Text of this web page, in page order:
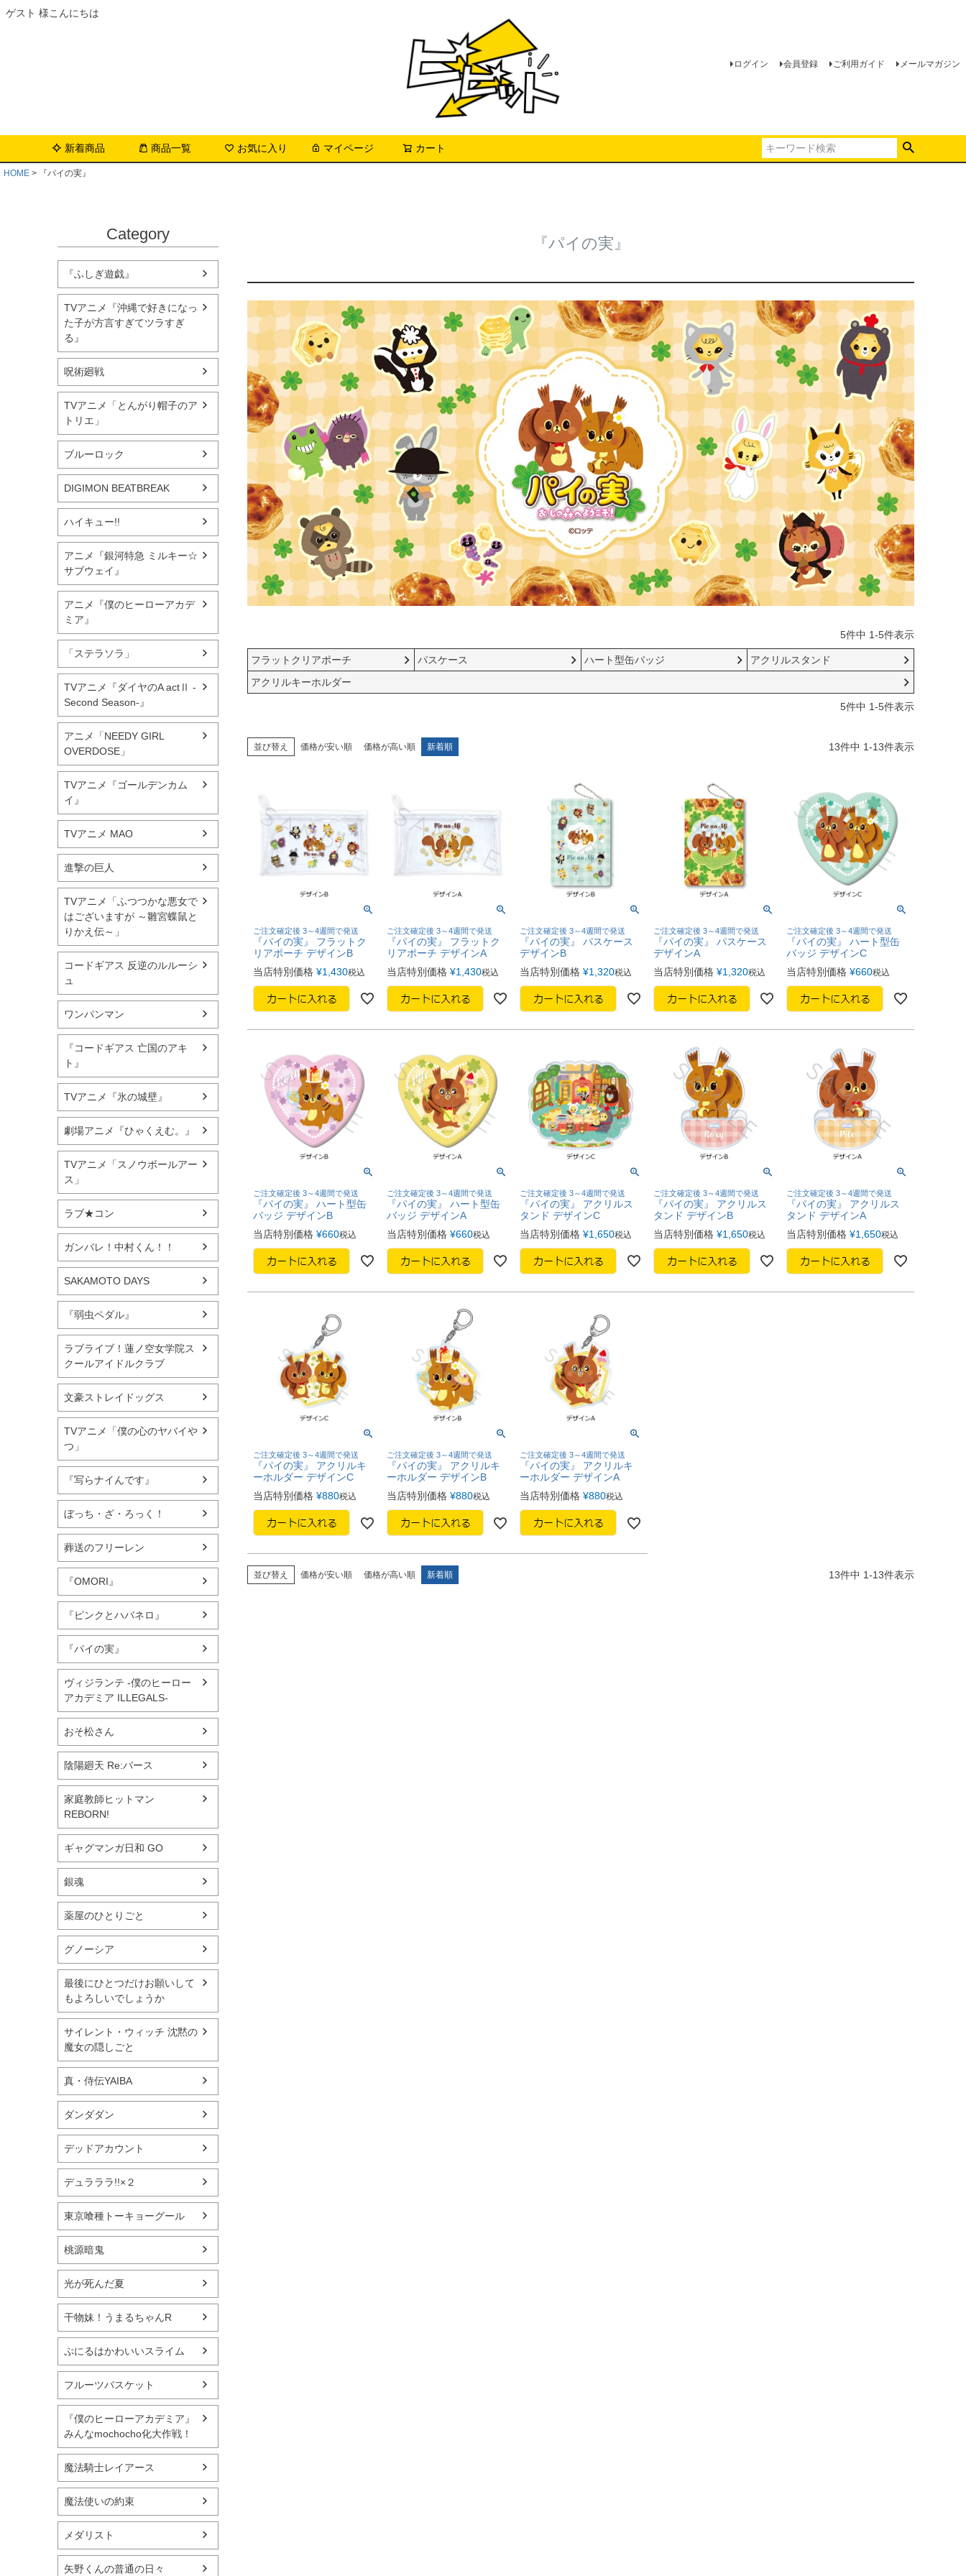
ゲスト 様こんにちは
ログイン 会員登録 ご利用ガイド メールマガジン
新着商品 商品一覧 お気に入り マイページ カート
HOME 『パイの実』
Category
『ふしぎ遊戯』
TVアニメ『沖縄で好きになっ
た子が方言すぎてツラすぎ
る』
呪術廻戦
TVアニメ「とんがり帽子のア
トリエ」
ブルーロック
DIGIMON BEATBREAK
ハイキュー!!
アニメ『銀河特急 ミルキー☆
サブウェイ』
アニメ『僕のヒーローアカデ
ミア』
「ステラソラ」
TVアニメ『ダイヤのA actⅡ -
Second Season-』
アニメ「NEEDY GIRL
OVERDOSE」
TVアニメ『ゴールデンカム
イ』
TVアニメ MAO
進撃の巨人
TVアニメ「ふつつかな悪女で
はございますが ～雛宮蝶鼠と
りかえ伝～」
コードギアス 反逆のルルーシ
ュ
ワンパンマン
『コードギアス 亡国のアキ
ト』
TVアニメ『氷の城壁』
劇場アニメ『ひゃくえむ。』
TVアニメ「スノウボールアー
ス」
ラブ★コン
ガンバレ！中村くん！！
SAKAMOTO DAYS
『弱虫ペダル』
ラブライブ！蓮ノ空女学院ス
クールアイドルクラブ
文豪ストレイドッグス
TVアニメ「僕の心のヤバイや
つ」
『写らナイんです』
ぼっち・ざ・ろっく！
葬送のフリーレン
『OMORI』
『ピンクとハバネロ』
『パイの実』
ヴィジランテ -僕のヒーロー
アカデミア ILLEGALS-
おそ松さん
陰陽廻天 Re:バース
家庭教師ヒットマン
REBORN!
ギャグマンガ日和 GO
銀魂
薬屋のひとりごと
グノーシア
最後にひとつだけお願いして
もよろしいでしょうか
サイレント・ウィッチ 沈黙の
魔女の隠しごと
真・侍伝YAIBA
ダンダダン
デッドアカウント
デュラララ!!×２
東京喰種トーキョーグール
桃源暗鬼
光が死んだ夏
干物妹！うまるちゃんR
ぷにるはかわいいスライム
フルーツバスケット
『僕のヒーローアカデミア』
みんなmochocho化大作戦！
魔法騎士レイアース
魔法使いの約束
メダリスト
矢野くんの普通の日々
『パイの実』
5件中 1-5件表示
フラットクリアポーチ パスケース ハート型缶バッジ
アクリルスタンド
アクリルキーホルダー
5件中 1-5件表示
並び替え 価格が安い順 価格が高い順 新着順 13件中 1-13件表示
ご注文確定後 3～4週間で発送
『パイの実』 フラットク
リアポーチ デザインB
当店特別価格 ¥1,430税込
ご注文確定後 3～4週間で発送
『パイの実』 フラットク
リアポーチ デザインA
当店特別価格 ¥1,430税込
ご注文確定後 3～4週間で発送
『パイの実』 パスケース
デザインB
当店特別価格 ¥1,320税込
ご注文確定後 3～4週間で発送
『パイの実』 パスケース
デザインA
当店特別価格 ¥1,320税込
ご注文確定後 3～4週間で発送
『パイの実』 ハート型缶
バッジ デザインC
当店特別価格 ¥660税込
ご注文確定後 3～4週間で発送
『パイの実』 ハート型缶
バッジ デザインB
当店特別価格 ¥660税込
ご注文確定後 3～4週間で発送
『パイの実』 ハート型缶
バッジ デザインA
当店特別価格 ¥660税込
ご注文確定後 3～4週間で発送
『パイの実』 アクリルス
タンド デザインC
当店特別価格 ¥1,650税込
ご注文確定後 3～4週間で発送
『パイの実』 アクリルス
タンド デザインB
当店特別価格 ¥1,650税込
ご注文確定後 3～4週間で発送
『パイの実』 アクリルス
タンド デザインA
当店特別価格 ¥1,650税込
ご注文確定後 3～4週間で発送
『パイの実』 アクリルキ
ーホルダー デザインC
当店特別価格 ¥880税込
ご注文確定後 3～4週間で発送
『パイの実』 アクリルキ
ーホルダー デザインB
当店特別価格 ¥880税込
ご注文確定後 3～4週間で発送
『パイの実』 アクリルキ
ーホルダー デザインA
当店特別価格 ¥880税込
並び替え 価格が安い順 価格が高い順 新着順 13件中 1-13件表示